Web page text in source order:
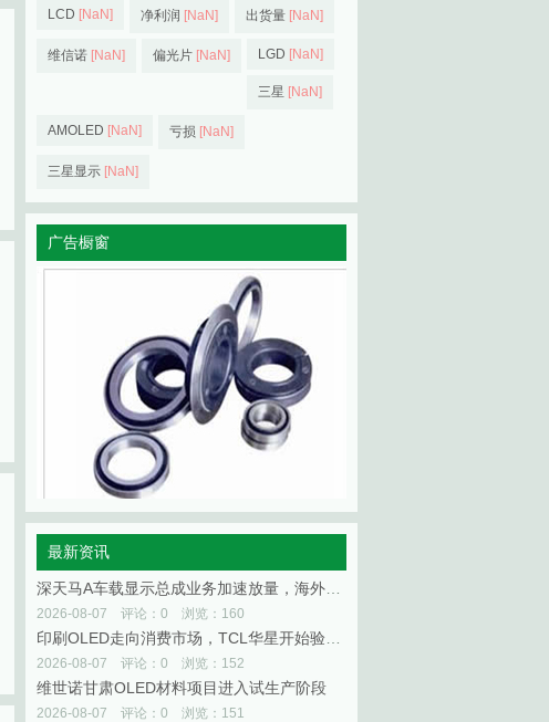
LCD [NaN] 净利润 [NaN] 出货量 [NaN]
维信诺 [NaN] 偏光片 [NaN] LGD [NaN]
三星 [NaN]
AMOLED [NaN] 亏损 [NaN]
三星显示 [NaN]
广告橱窗
最新资讯
2026-08-07 评论：0 浏览：160
2026-08-07 评论：0 浏览：152
维世诺甘肃OLED材料项目进入试生产阶段
2026-08-07 评论：0 浏览：151